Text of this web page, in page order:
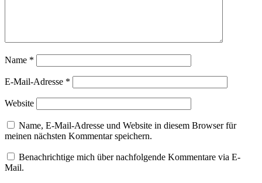
Name *
E-Mail-Adresse *
Website
Name, E-Mail-Adresse und Website in diesem Browser für
meinen nächsten Kommentar speichern.
Benachrichtige mich über nachfolgende Kommentare via E-
Mail.